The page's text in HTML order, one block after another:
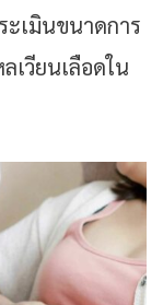
ะเมินขนาดการ
เวียนเลือดใน